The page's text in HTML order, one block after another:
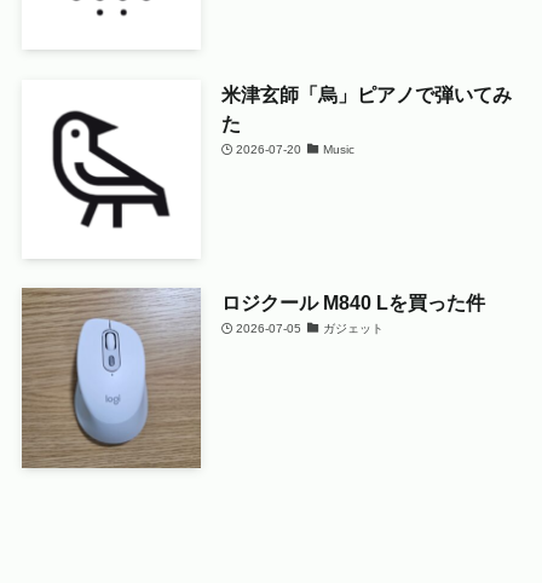
米津玄師「烏」ピアノで弾いてみ
た
2026-07-20 Music
ロジクール M840 Lを買った件
2026-07-05 ガジェット